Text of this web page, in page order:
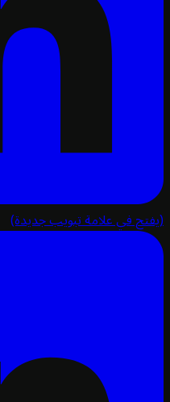
في علامة تبويب جديدة)